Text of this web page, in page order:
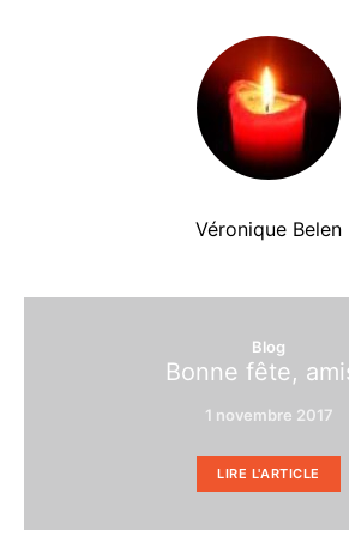
Véronique Belen
Blog
Bonne fête,
1 novembre 2017
LIRE L'ARTICLE